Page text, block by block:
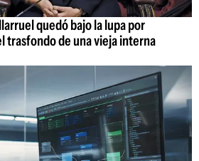
quedó bajo la lupa por
trasfondo de una vieja interna